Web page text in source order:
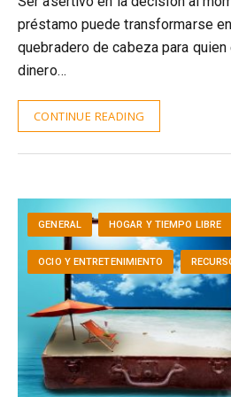
préstamo puede transformarse
quebradero de cabeza para
dinero…
CONTINUE READING
GENERAL HOGAR Y TIEMPO LIBRE
OCIO Y ENTRETENIMIENTO